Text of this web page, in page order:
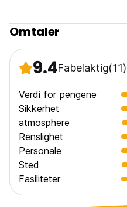
Omtaler
9.4Fabelaktig(11)
Verdi for pengene
Sikkerhet
atmosphere
Renslighet
Personale
Sted
Fasiliteter